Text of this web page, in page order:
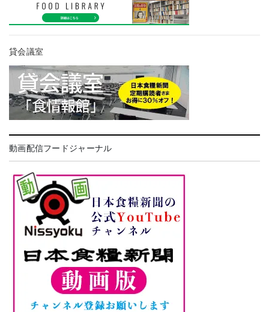
貸会議室
動画配信フードジャーナル